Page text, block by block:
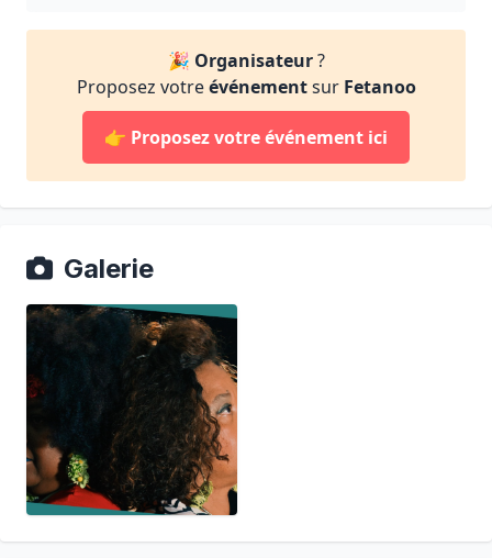
🎉 Organisateur?
Proposez votreévénementsur Fetanoo
👉 Proposez votre événement ici
Galerie